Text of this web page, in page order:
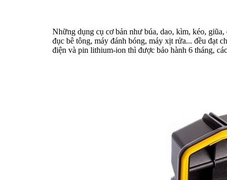
Những dụng cụ cơ bản như búa, dao, kìm, kéo,
đục bê tông, máy đánh bóng, máy xịt rửa... đều đạt
điện và pin lithium-ion thì được bảo hành 6 tháng,